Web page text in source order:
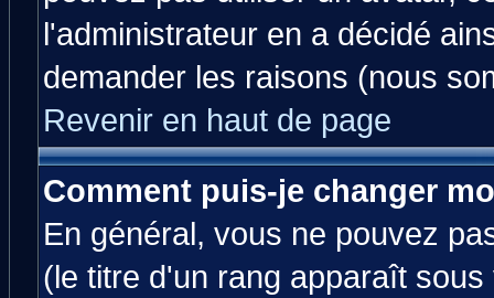
l'administrateur en a décidé
demander les raisons (nous
Revenir en haut de page
Comment puis-je changer
En général, vous ne pouvez
(le titre d'un rang apparaît